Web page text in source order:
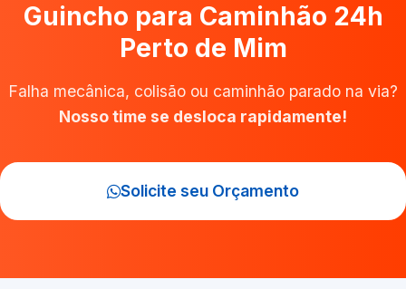
Guincho para Caminhão 24h
Perto de Mim
Falha mecânica, colisão ou caminhão parado na via?
Nosso time se desloca rapidamente!
Solicite seu Orçamento